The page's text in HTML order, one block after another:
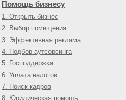
Помощь бизнесу
1. Открыть бизнес
2. Выбор помещения
3. Эффективная реклама
4. Подбор аутсорсинга
5. Господдержка
6. Уплата налогов
7. Поиск кадров
8. Юридическая помощь